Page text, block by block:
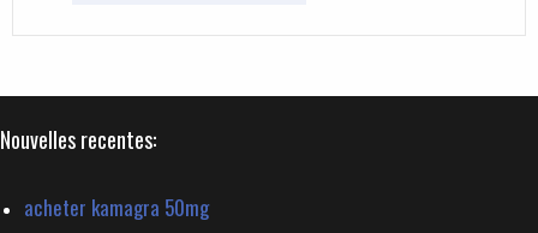
Nouvelles recentes:
acheter kamagra 50mg